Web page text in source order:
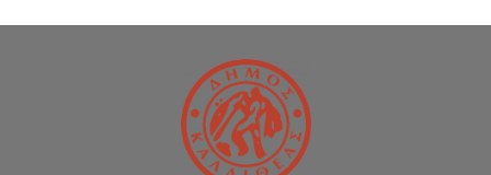
σύνταξη
καταστάσεων
κ.α.)